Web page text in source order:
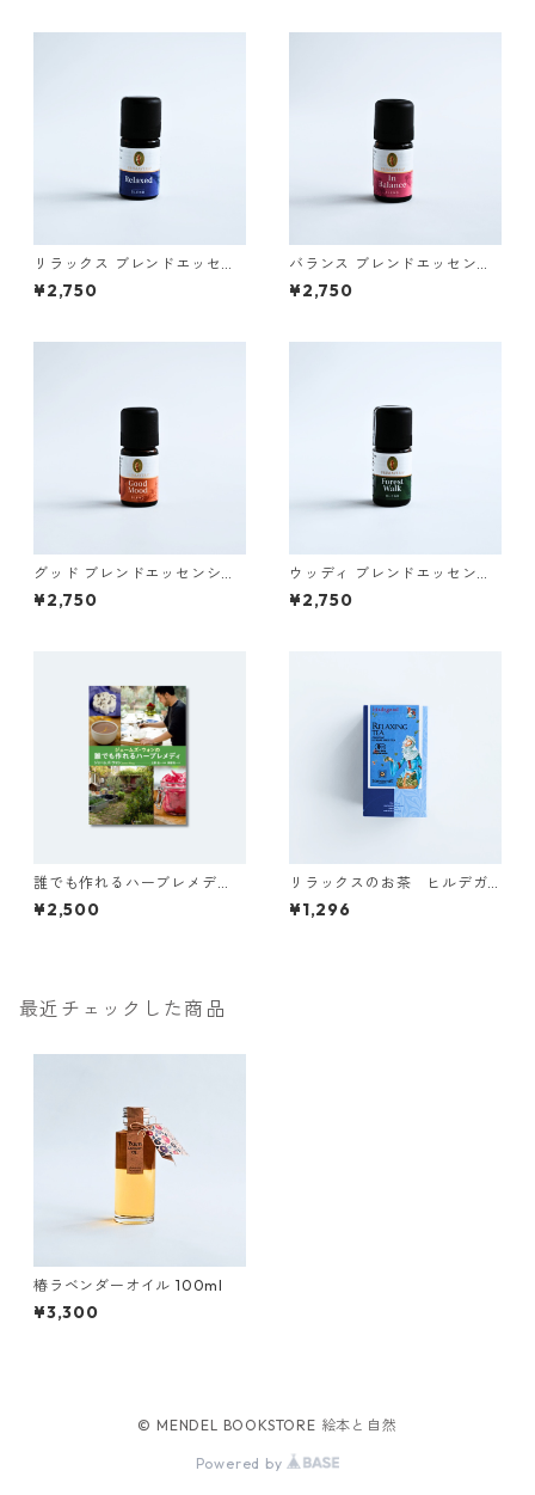
リラックス ブレンドエッセン
¥2,750
バランス ブレンドエッセンシ
ャルオイル PRIMAVERA
¥2,750
グッド ブレンドエッセンシャ
ルオイル PRIMAVERA
¥2,750
ウッディ ブレンドエッセンシ
ャルオイル PRIMAVERA
¥2,750
誰でも作れるハーブレメデ
ィ
¥2,500
リラックスのお茶 ヒルデガ
ルトのお茶 SONNENTOR
¥1,296
最近チェックした商品
椿ラベンダーオイル 100ml
¥3,300
© MENDEL BOOKSTORE 絵本と自然
Powered by